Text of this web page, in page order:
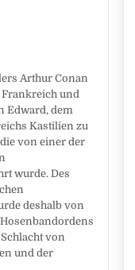
Arthur Conan
Frankreich und
Edward, dem
Kastilien zu
von einer der
wurde. Des
deshalb von
von
und der